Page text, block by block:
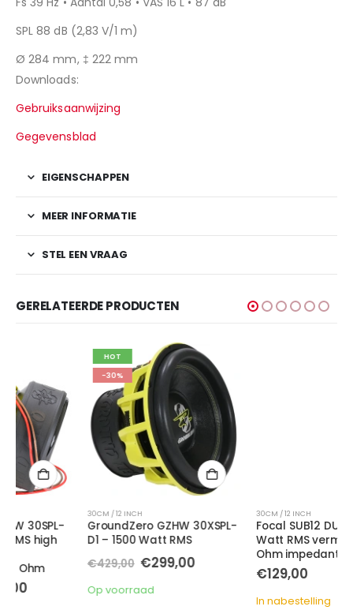
SPL 88 dB (2,83 V/1 m)
Ø 284 mm, ‡ 222 mm
Downloads:
Gebruiksaanwijzing
Gegevensblad
EIGENSCHAPPEN
MEER INFORMATIE
STEL EEN VRAAG
GERELATEERDE PRODUCTEN
GroundZero GZHW 30XSPL-
D1 – 1500 Watt RMS
€429,00 Oorspronkelijke
was:
€429,00.
299,00Huidige
is:
€299,00.
Op voorraad
Focal SUB12 DUAL – 300
Watt RMS vermogen – 2x 4
Ohm impedantie
€
In nabestelling